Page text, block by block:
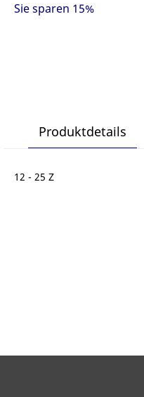
Sie sparen 15%
Produktdetails
12 - 25 Z